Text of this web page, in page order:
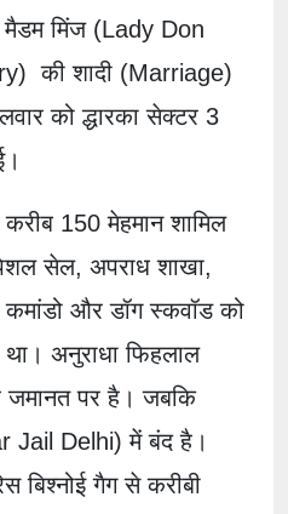
मैडम मिंज (Lady Don
की शादी (Marriage)
को द्धारका सेक्टर 3
150 मेहमान शामिल
सेल, अपराध शाखा,
कमांडो और डॉग स्कवॉड को
था। अनुराधा फिहलाल
जमानत पर है। जबकि
Jail Delhi) में बंद है।
बिश्नोई गैग से करीबी